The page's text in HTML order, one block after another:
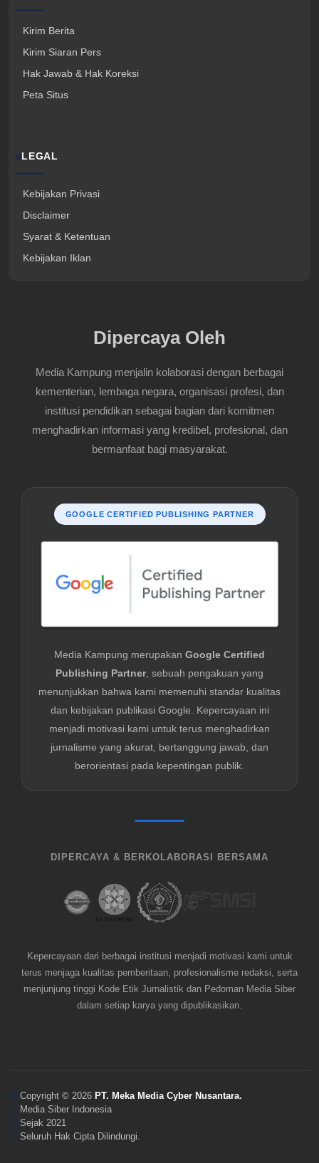
Kirim Berita
Kirim Siaran Pers
Hak Jawab & Hak Koreksi
Peta Situs
LEGAL
Kebijakan Privasi
Disclaimer
Syarat & Ketentuan
Kebijakan Iklan
Dipercaya Oleh
Media Kampung menjalin kolaborasi dengan berbagai
kementerian, lembaga negara, organisasi profesi, dan
institusi pendidikan sebagai bagian dari komitmen
menghadirkan informasi yang kredibel, profesional, dan
bermanfaat bagi masyarakat.
GOOGLE CERTIFIED PUBLISHING PARTNER
Media Kampung merupakan Google Certified
Publishing Partner, sebuah pengakuan yang
menunjukkan bahwa kami memenuhi standar kualitas
dan kebijakan publikasi Google. Kepercayaan ini
menjadi motivasi kami untuk terus menghadirkan
jurnalisme yang akurat, bertanggung jawab, dan
berorientasi pada kepentingan publik.
DIPERCAYA & BERKOLABORASI BERSAMA
Kepercayaan dari berbagai institusi menjadi motivasi kami untuk
terus menjaga kualitas pemberitaan, profesionalisme redaksi, serta
menjunjung tinggi Kode Etik Jurnalistik dan Pedoman Media Siber
dalam setiap karya yang dipublikasikan.
Copyright © 2026 PT. Meka Media Cyber Nusantara.
Media Siber Indonesia
Sejak 2021
Seluruh Hak Cipta Dilindungi.